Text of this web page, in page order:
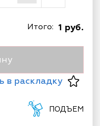
1 руб.
Итого:
в раскладку
ПОДЪЕМ